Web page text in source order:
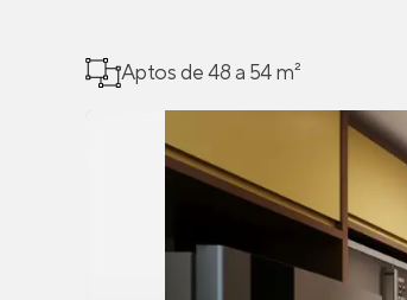
Aptos de 48 a 54 m²